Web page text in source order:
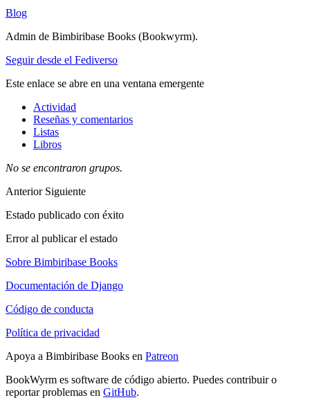
Blog
Admin de Bimbiribase Books (Bookwyrm).
Seguir desde el Fediverso
Este enlace se abre en una ventana emergente
Actividad
Reseñas y comentarios
Listas
Libros
No se encontraron grupos.
Anterior Siguiente
Estado publicado con éxito
Error al publicar el estado
Sobre Bimbiribase Books
Documentación de Django
Código de conducta
Política de privacidad
Apoya a Bimbiribase Books en Patreon
BookWyrm es software de código abierto. Puedes contribuir o
reportar problemas en GitHub.